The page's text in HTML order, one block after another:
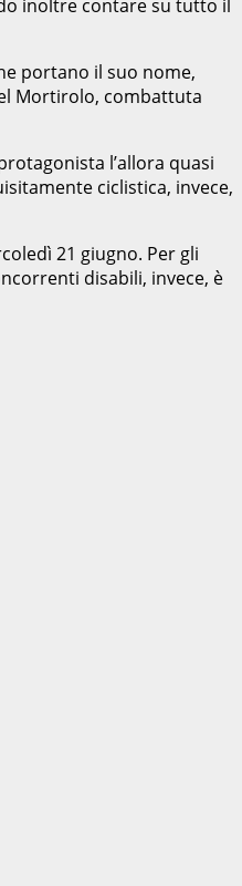
inoltre contare su tutto il
portano il suo nome,
Mortirolo, combattuta
l’allora quasi
ciclistica, invece,
21 giugno. Per gli
disabili, invece, è